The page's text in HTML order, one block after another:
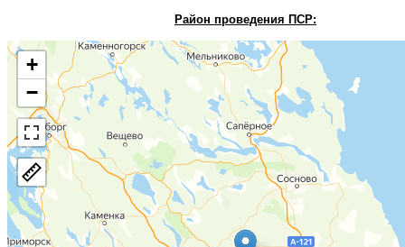
Район проведения ПСР:
+
−